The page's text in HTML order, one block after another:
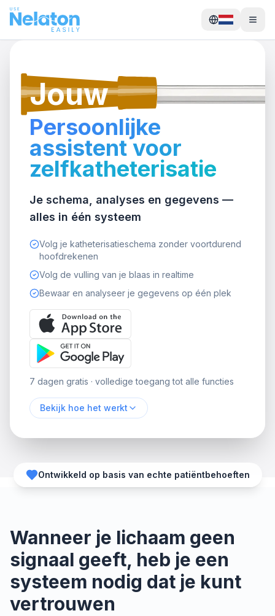
Jouw
Persoonlijke
assistent voor
zelfkatheterisatie
Je schema, analyses en gegevens —
alles in één systeem
Volg je katheterisatieschema zonder voortdurend
hoofdrekenen
Volg de vulling van je blaas in realtime
Bewaar en analyseer je gegevens op één plek
7 dagen gratis · volledige toegang tot alle functies
Bekijk hoe het werkt
Ontwikkeld op basis van echte patiëntbehoeften
Wanneer je lichaam geen
signaal geeft, heb je een
systeem nodig dat je kunt
vertrouwen